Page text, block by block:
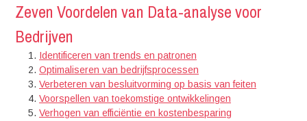
Zeven Voordelen van Data-analyse voor
Bedrijven
Identificeren van trends en patronen
Optimaliseren van bedrijfsprocessen
Verbeteren van besluitvorming op basis van feiten
Voorspellen van toekomstige ontwikkelingen
Verhogen van efficiëntie en kostenbesparing